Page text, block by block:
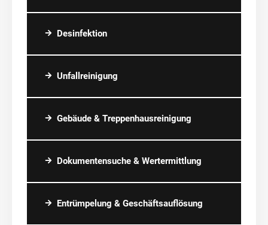
Desinfektion
Unfallreinigung
Gebäude & Treppenhausreinigung
Dokumentensuche & Wertermittlung
Entrümpelung & Geschäftsauflösung